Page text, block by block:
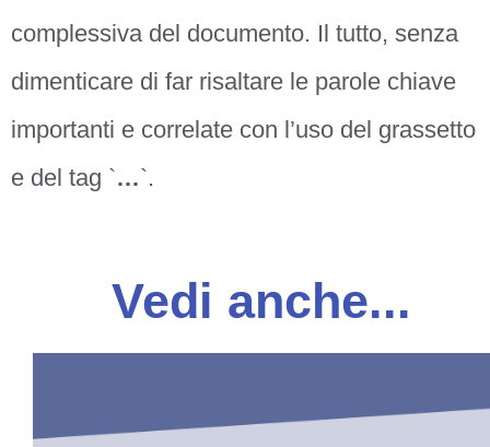
complessiva del documento. Il tutto, senza
dimenticare di far risaltare le parole chiave
importanti e correlate con l’uso del grassetto
e del tag `…`.
Vedi anche...